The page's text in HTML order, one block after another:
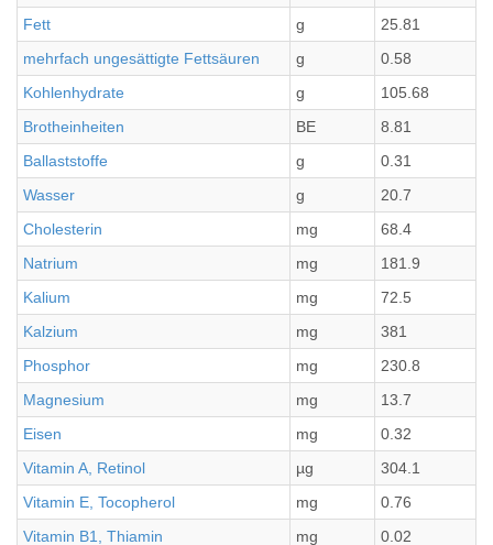
Fett
g
25.81
mehrfach ungesättigte Fettsäuren
g
0.58
Kohlenhydrate
g
105.68
Brotheinheiten
BE
8.81
Ballaststoffe
g
0.31
Wasser
g
20.7
Cholesterin
mg
68.4
Natrium
mg
181.9
Kalium
mg
72.5
Kalzium
mg
381
Phosphor
mg
230.8
Magnesium
mg
13.7
Eisen
mg
0.32
Vitamin A, Retinol
µg
304.1
Vitamin E, Tocopherol
mg
0.76
Vitamin B1, Thiamin
mg 0.02